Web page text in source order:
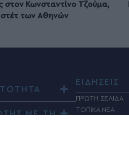
στον Κωνσταντίνο Τζούμα,
των Αθηνών
ΜΕ ΤΗ
ΕΙΔΗΣΕΙΣ
ΠΡΩΤΗ ΣΕΛΙΔΑ
ΤΟΠΙΚΑ ΝΕΑ